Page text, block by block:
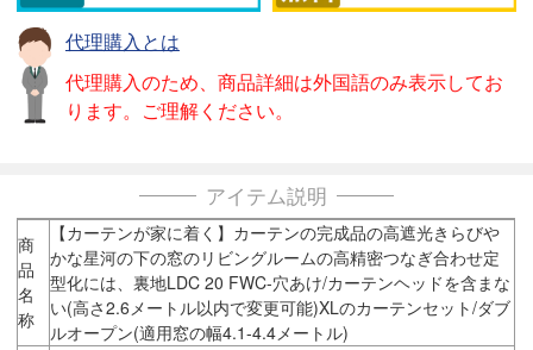
代理購入とは
代理購入のため、商品詳細は外国語のみ表示してお
ります。ご理解ください。
アイテム説明
商
品
名
称
【カーテンが家に着く】カーテンの完成品の高遮光きらびや
かな星河の下の窓のリビングルームの高精密つなぎ合わせ定
型化には、裏地LDC 20 FWC-穴あけ/カーテンヘッドを含まな
い(高さ2.6メートル以内で変更可能)XLのカーテンセット/ダブ
ルオープン(適用窓の幅4.1-4.4メートル)